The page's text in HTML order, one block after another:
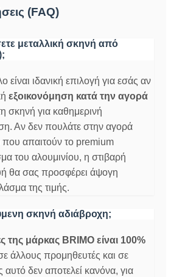
(FAQ)
μεταλλική σκηνή από
είναι ιδανική επιλογή για εσάς αν
εξοικονόμηση κατά την αγορά
σκηνή για καθημερινή
Αν δεν πουλάτε στην αγορά
που απαιτούν το premium
του αλουμινίου, η στιβαρή
θα σας προσφέρει άψογη
της τιμής.
σκηνή αδιάβροχη;
της μάρκας BRIMO είναι 100%
άλλους προμηθευτές και σε
αυτό δεν αποτελεί κανόνα, για